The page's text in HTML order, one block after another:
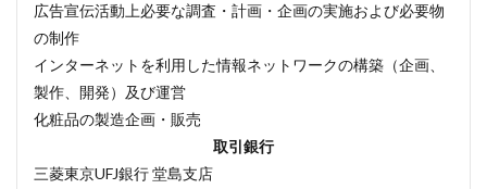
広告宣伝活動上必要な調査・計画・企画の実施および必要物
の制作
インターネットを利用した情報ネットワークの構築（企画、
製作、開発）及び運営
化粧品の製造企画・販売
取引銀行
三菱東京UFJ銀行 堂島支店